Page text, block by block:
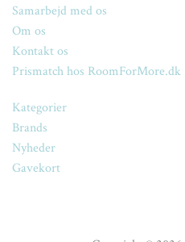
Samarbejd med os
Om os
Kontakt os
Prismatch hos RoomForMore.dk
Kategorier
Brands
Nyheder
Gavekort